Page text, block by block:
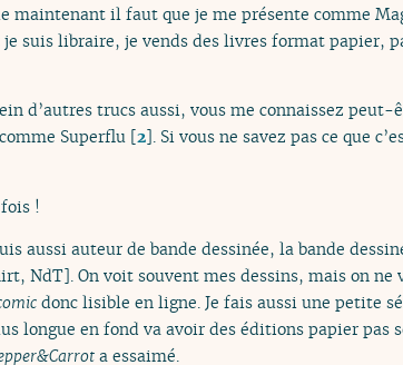
maintenant il faut que je me présente comme
je suis libraire, je vends des livres format papier,
d’autres trucs aussi, vous me connaissez peut-
Superflu [2]. Si vous ne savez pas ce que
!
aussi auteur de bande dessinée, la bande
NdT]. On voit souvent mes dessins, mais on ne
donc lisible en ligne. Je fais aussi une petite
longue en fond va avoir des éditions papier pas
a essaimé.